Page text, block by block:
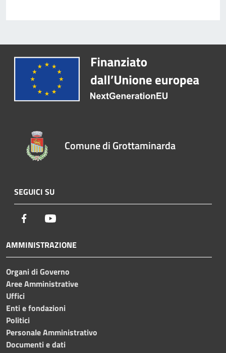
Comune di Grottaminarda
SEGUICI SU
Facebook
AMMINISTRAZIONE
Organi di Governo
Aree Amministrative
Uffici
Enti e fondazioni
Politici
Personale Amministrativo
Documenti e dati